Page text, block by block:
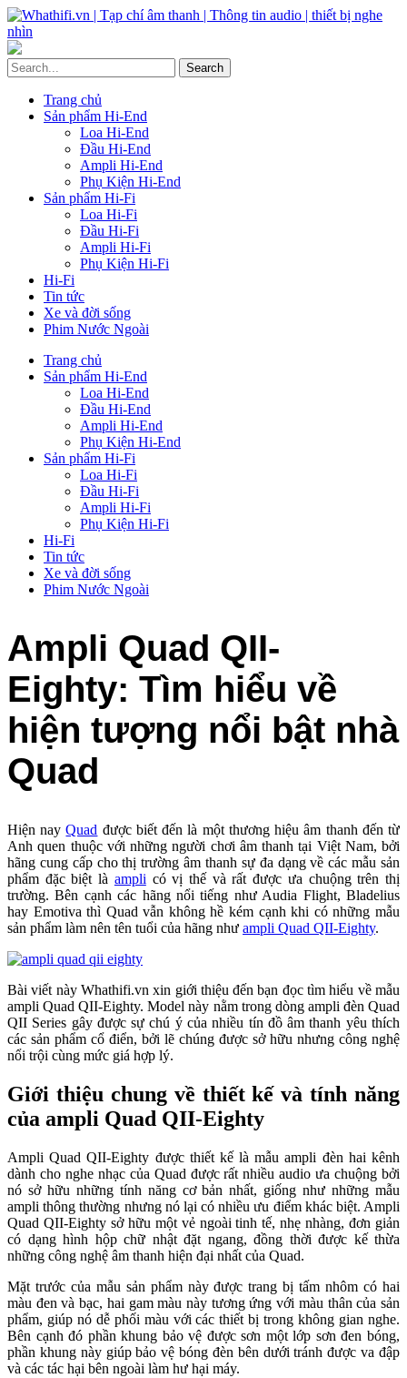
Trang chủ
Sản phẩm Hi-End
Loa Hi-End
Đầu Hi-End
Ampli Hi-End
Phụ Kiện Hi-End
Sản phẩm Hi-Fi
Loa Hi-Fi
Đầu Hi-Fi
Ampli Hi-Fi
Phụ Kiện Hi-Fi
Hi-Fi
Tin tức
Xe và đời sống
Phim Nước Ngoài
Trang chủ
Sản phẩm Hi-End
Loa Hi-End
Đầu Hi-End
Ampli Hi-End
Phụ Kiện Hi-End
Sản phẩm Hi-Fi
Loa Hi-Fi
Đầu Hi-Fi
Ampli Hi-Fi
Phụ Kiện Hi-Fi
Hi-Fi
Tin tức
Xe và đời sống
Phim Nước Ngoài
Ampli Quad QII-
Eighty: Tìm hiểu về
hiện tượng nổi bật nhà
Quad
Hiện nayQuad được biết đến là một thương hiệu âm thanh đến từ
Anh quen thuộc với những người chơi âm thanh tại Việt Nam, bởi
hãng cung cấp cho thị trường âm thanh sự đa dạng về các mẫu sản
phẩm đặc biệt là ampli có vị thế và rất được ưa chuộng trên thị
trường. Bên cạnh các hãng nổi tiếng như Audia Flight, Bladelius
hay Emotiva thì Quad vẫn không hề kém cạnh khi có những mẫu
sản phẩm làm nên tên tuổi của hãng như ampli Quad QII-Eighty.
Bài viết này Whathifi.vn xin giới thiệu đến bạn đọc tìm hiểu về mẫu
ampli Quad QII-Eighty. Model này nằm trong dòng ampli đèn Quad
QII Series gây được sự chú ý của nhiều tín đồ âm thanh yêu thích
các sản phẩm cổ điển, bởi lẽ chúng được sở hữu nhưng công nghệ
nổi trội cùng mức giá hợp lý.
Giới thiệu chung về thiết kế và tính năng
của ampli Quad QII-Eighty
Ampli Quad QII-Eighty được thiết kế là mẫu ampli đèn hai kênh
dành cho nghe nhạc của Quad được rất nhiều audio ưa chuộng bởi
nó sở hữu những tính năng cơ bản nhất, giống như những mẫu
ampli thông thường nhưng nó lại có nhiều ưu điểm khác biệt. Ampli
Quad QII-Eighty sở hữu một vẻ ngoài tinh tế, nhẹ nhàng, đơn giản
có dạng hình hộp chữ nhật đặt ngang, đồng thời được kế thừa
những công nghệ âm thanh hiện đại nhất của Quad.
Mặt trước của mẫu sản phẩm này được trang bị tấm nhôm có hai
màu đen và bạc, hai gam màu này tương ứng với màu thân của sản
phẩm, giúp nó dễ phối màu với các thiết bị trong không gian nghe.
Bên cạnh đó phần khung bảo vệ được sơn một lớp sơn đen bóng,
phần khung này giúp bảo vệ bóng đèn bên dưới tránh được va đập
và các tác hại bên ngoài làm hư hại máy.